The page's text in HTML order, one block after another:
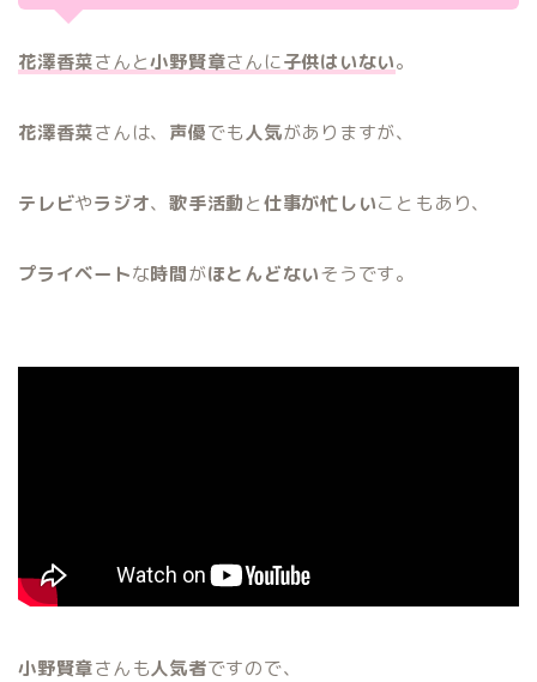
花澤香菜さんと小野賢章さんに子供はいない。
花澤香菜さんは、 声優でも人気がありますが、
テレビやラジオ、歌手活動と仕事が忙しいこともあり、
プライベートな時間がほとんどないそうです。
小野賢章さんも人気者ですので、